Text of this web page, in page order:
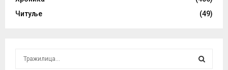
Читуље
(49)